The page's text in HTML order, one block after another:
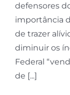
defensores
importância
de trazer
diminuir os
Federal
de [...]